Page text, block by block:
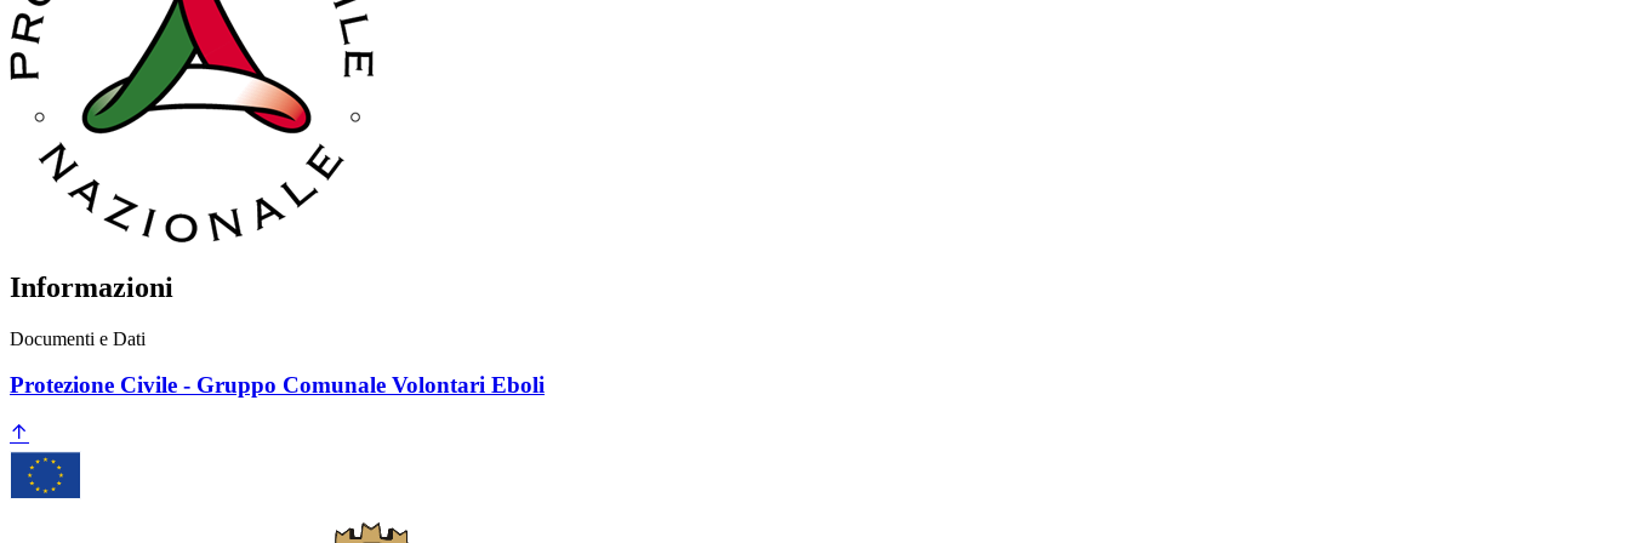
Informazioni
Documenti e Dati
Protezione Civile - Gruppo Comunale Volontari Eboli